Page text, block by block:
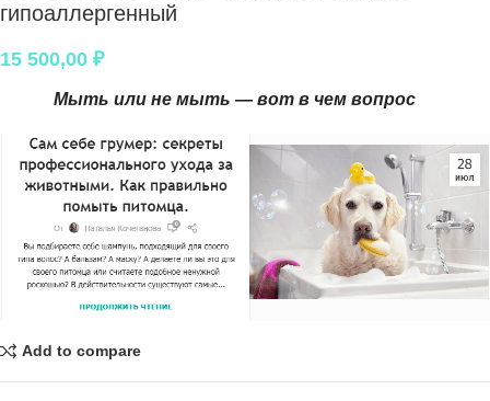
гипоаллергенный
15 500,00 ₽
Мыть или не мыть — вот в чем вопрос
Add to compare